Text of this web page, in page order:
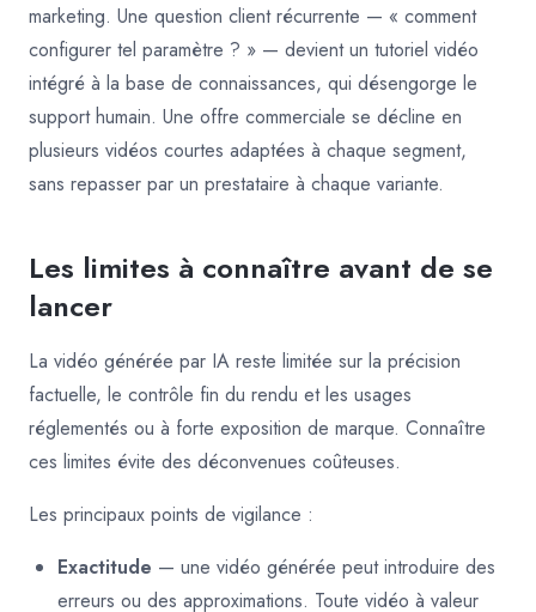
marketing. Une question client récurrente — « comment
configurer tel paramètre ? » — devient un tutoriel vidéo
intégré à la base de connaissances, qui désengorge le
support humain. Une offre commerciale se décline en
plusieurs vidéos courtes adaptées à chaque segment,
sans repasser par un prestataire à chaque variante.
Les limites à connaître avant de se
lancer
La vidéo générée par IA reste limitée sur la précision
factuelle, le contrôle fin du rendu et les usages
réglementés ou à forte exposition de marque. Connaître
ces limites évite des déconvenues coûteuses.
Les principaux points de vigilance :
Exactitude — une vidéo générée peut introduire des
erreurs ou des approximations. Toute vidéo à valeur